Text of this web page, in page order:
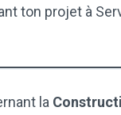
ton projet à
la